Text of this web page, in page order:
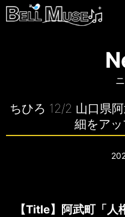
ちひろ 12/2 山口県
細をアッ
【Title】阿武町「